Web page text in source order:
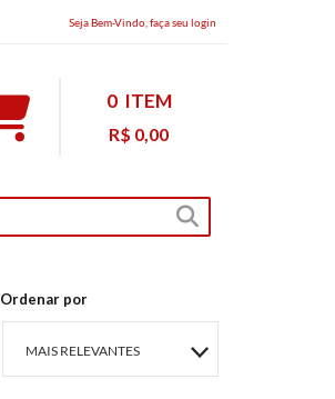
Seja Bem-Vindo, faça seu login
0 ITEM
R$ 0,00
Ordenar por
MAIS RELEVANTES